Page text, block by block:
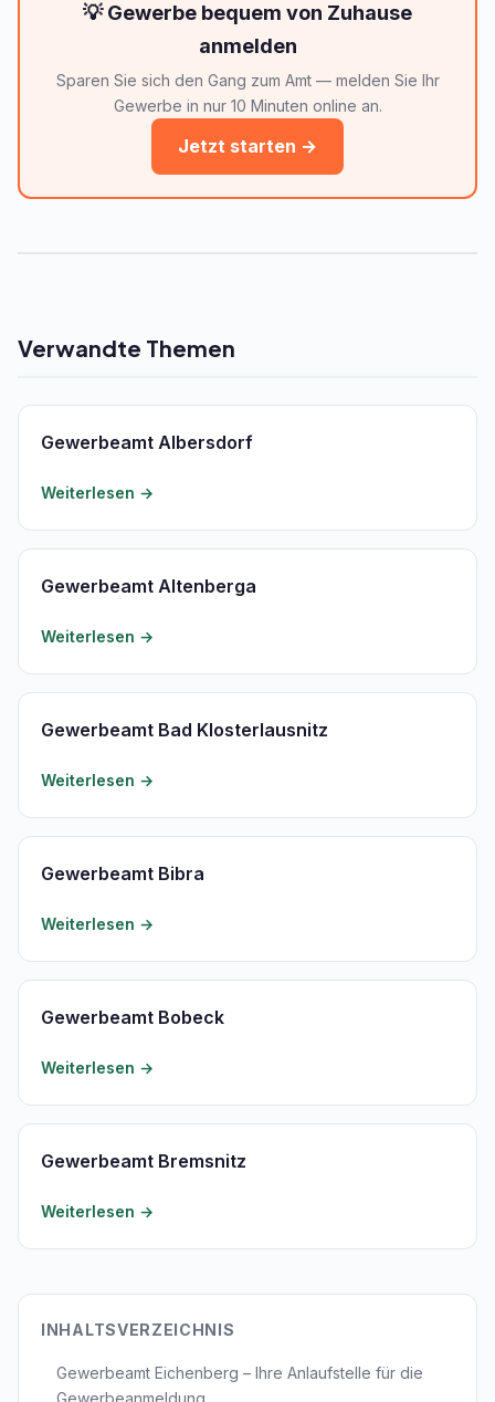
💡 Gewerbe bequem von Zuhause
anmelden
Sparen Sie sich den Gang zum Amt — melden Sie Ihr
Gewerbe in nur 10 Minuten online an.
Jetzt starten →
Verwandte Themen
Gewerbeamt Albersdorf
Weiterlesen →
Gewerbeamt Altenberga
Weiterlesen →
Gewerbeamt Bad Klosterlausnitz
Weiterlesen →
Gewerbeamt Bibra
Weiterlesen →
Gewerbeamt Bobeck
Weiterlesen →
Gewerbeamt Bremsnitz
Weiterlesen →
INHALTSVERZEICHNIS
Gewerbeamt Eichenberg – Ihre Anlaufstelle für die
Gewerbeanmeldung